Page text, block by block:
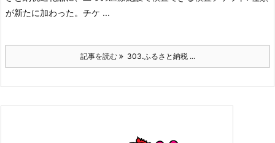
が新たに加わった。 チケ ...
記事を読む 303.ふるさと納税 ...